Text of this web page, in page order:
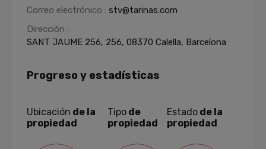
Correo electrónico : stv@tarinas.com
Dirección :
SANT JAUME 256, 256, 08370 Calella, Barcelona
Progreso y estadísticas
Ubicación de la
propiedad
Tipo de
propiedad
Estado de la
propiedad